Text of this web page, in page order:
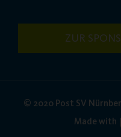
ZUR
© 2020 Post SV
Made with